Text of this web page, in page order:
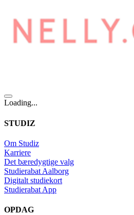
Loading...
STUDIZ
Om Studiz
Karriere
Det bæredygtige valg
Studierabat Aalborg
Digitalt studiekort
Studierabat App
OPDAG